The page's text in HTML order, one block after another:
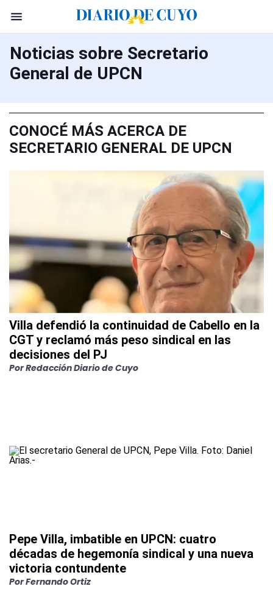
Noticias sobre Secretario
General de UPCN
CONOCÉ MÁS ACERCA DE
SECRETARIO GENERAL DE UPCN
Villa defendió la continuidad de Cabello en la
CGT y reclamó más peso sindical en las
decisiones del PJ
Por Redacción Diario de Cuyo
Pepe Villa, imbatible en UPCN: cuatro
décadas de hegemonía sindical y una nueva
victoria contundente
Por Fernando Ortiz